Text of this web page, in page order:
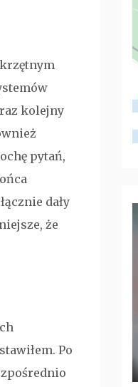
kolejny
pytań,
dały
że
Po